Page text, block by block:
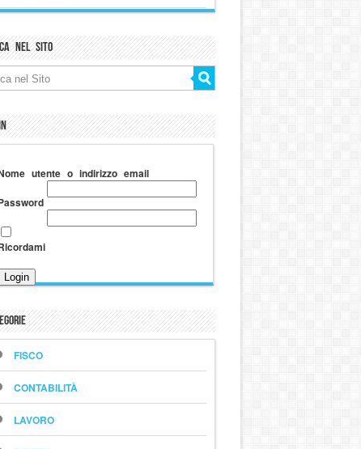
nel sito
utente o indirizzo email
FISCO
CONTABILITÀ
LAVORO